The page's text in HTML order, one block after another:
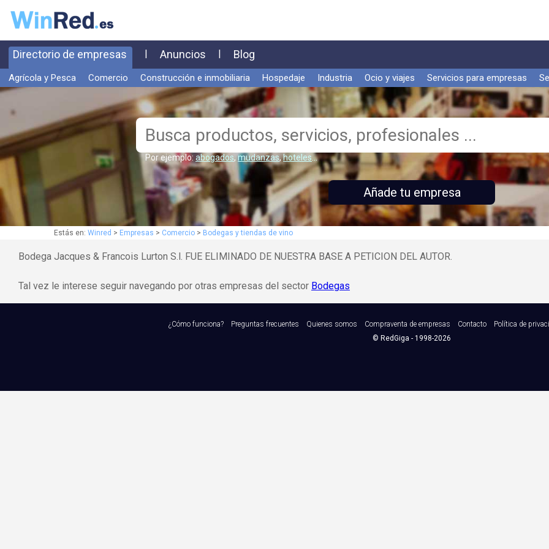
Directorio de empresas | Anuncios | Blog
Agrícola y Pesca Comercio Construcción e inmobiliaria Hospedaje Industria Ocio y viajes Servicios para empresas
Por ejemplo: abogados,mudanzas,hoteles ...
Añade tu empresa
Estás en: Winred > Empresas > Comercio > Bodegas y tiendas de vino
Bodega Jacques & Francois Lurton S.l. FUE ELIMINADO DE NUESTRA BASE A PETICION DEL AUTOR.
Tal vez le interese seguir navegando por otras empresas del sector Bodegas
¿Cómo funciona? Preguntas frecuentes Quienes somos Compraventa de empresas Contacto Política de
© RedGiga - 1998-2026